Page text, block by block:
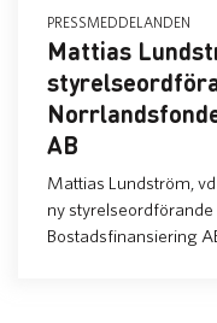
PRESSMEDDELANDEN
Mattias
AB
Mattias Lundström,
ny
Bostadsfinansiering